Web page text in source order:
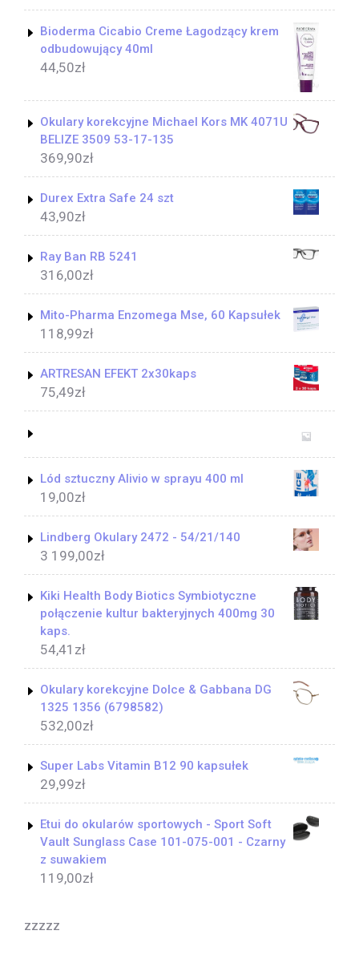
Bioderma Cicabio Creme Łagodzący krem
odbudowujący 40ml
44,50zł
Okulary korekcyjne Michael Kors MK 4071U
BELIZE 3509 53-17-135
369,90zł
Durex Extra Safe 24 szt
43,90zł
Ray Ban RB 5241
316,00zł
Mito-Pharma Enzomega Mse, 60 Kapsułek
118,99zł
ARTRESAN EFEKT 2x30kaps
75,49zł
Lód sztuczny Alivio w sprayu 400 ml
19,00zł
Lindberg Okulary 2472 - 54/21/140
3 199,00zł
Kiki Health Body Biotics Symbiotyczne
połączenie kultur bakteryjnych 400mg 30
kaps.
54,41 zł
Okulary korekcyjne Dolce & Gabbana DG
1325 1356 (6798582)
532,00zł
Super Labs Vitamin B12 90 kapsułek
29,99zł
Etui do okularów sportowych - Sport Soft
Vault Sunglass Case 101-075-001 - Czarny
z suwakiem
119,00zł
zzzzz